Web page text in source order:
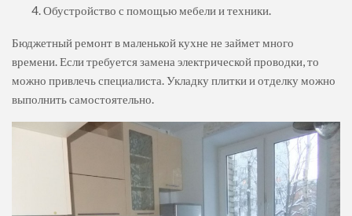
Обустройство с помощью мебели и техники.
Бюджетный ремонт в маленькой кухне не займет много
времени. Если требуется замена электрической проводки, то
можно привлечь специалиста. Укладку плитки и отделку можно
выполнить самостоятельно.